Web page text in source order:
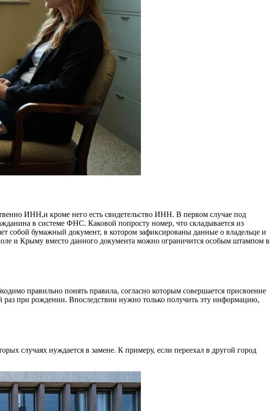
ИНН,и кроме него есть свидетельство ИНН. В первом случае под
в системе ФНС. Каковой попросту номер, что складывается из
собой бумажный документ, в котором зафиксированы данные о владельце и
и Крыму вместо данного документа можно ограничится особым штампом в
правильно понять правила, согласно которым совершается присвоение
при рождении. Впоследствии нужно только получить эту информацию,
случаях нуждается в замене. К примеру, если переехал в другой город